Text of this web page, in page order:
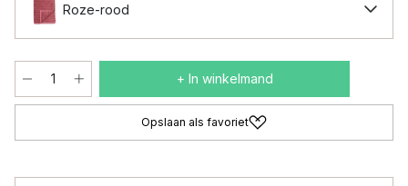
Roze-rood
+ In winkelmand
Opslaan als favoriet